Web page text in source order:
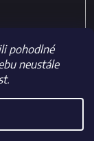
pohodlné
neustále